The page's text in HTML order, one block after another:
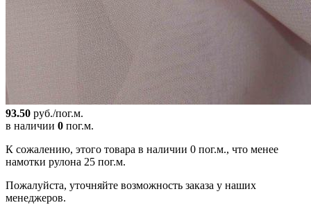
93.50 руб./пог.м.
в наличии 0 пог.м.
К сожалению, этого товара в наличии 0 пог.м., что менее
намотки рулона 25 пог.м.
Пожалуйста, уточняйте возможность заказа у наших
менеджеров.